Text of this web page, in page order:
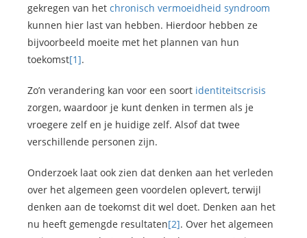
gekregen van het chronisch vermoeidheid syndroom
kunnen hier last van hebben. Hierdoor hebben ze
bijvoorbeeld moeite met het plannen van hun
toekomst[1].
Zo’n verandering kan voor een soort identiteitscrisis
zorgen, waardoor je kunt denken in termen als je
vroegere zelf en je huidige zelf. Alsof dat twee
verschillende personen zijn.
Onderzoek laat ook zien dat denken aan het verleden
over het algemeen geen voordelen oplevert, terwijl
denken aan de toekomst dit wel doet. Denken aan het
nu heeft gemengde resultaten[2]. Over het algemeen